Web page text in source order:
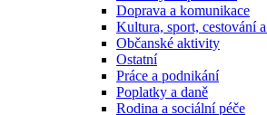
Doprava a komunikace
Kultura, sport, cestování
Občanské aktivity
Ostatní
Práce a podnikání
Poplatky a daně
Rodina a sociální péče